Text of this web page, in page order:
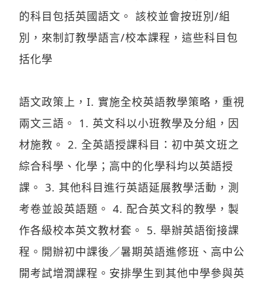
別，來制訂教學語言/校本課程，這些科目包
括化學
兩文三語。 1. 英文科以小班教學及分組，因
材施教。 2. 全英語授課科目：初中英文班之
綜合科學、化學；高中的化學科均以英語授
課。 3. 其他科目進行英語延展教學活動，測
考卷並設英語題。 4. 配合英文科的教學，製
作各級校本英文教材套。 5. 舉辦英語銜接課
程。開辦初中課後／暑期英語進修班、高中公
開考試增潤課程。安排學生到其他中學參與英
語活動及欣賞英語話劇，例如拔萃男書院之互